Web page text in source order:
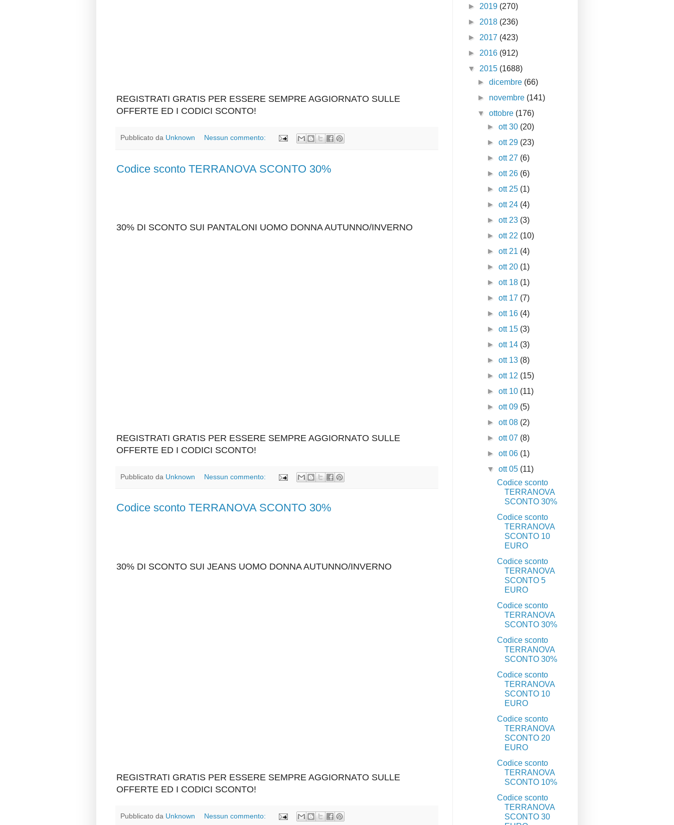
REGISTRATI GRATIS PER ESSERE SEMPRE AGGIORNATO SULLE
OFFERTE ED I CODICI SCONTO!
Pubblicato da Unknown Nessun commento:
Codice sconto TERRANOVA SCONTO 30%
30% DI SCONTO SUI PANTALONI UOMO DONNA AUTUNNO/INVERNO
REGISTRATI GRATIS PER ESSERE SEMPRE AGGIORNATO SULLE
OFFERTE ED I CODICI SCONTO!
Pubblicato da Unknown Nessun commento:
Codice sconto TERRANOVA SCONTO 30%
30% DI SCONTO SUI JEANS UOMO DONNA AUTUNNO/INVERNO
REGISTRATI GRATIS PER ESSERE SEMPRE AGGIORNATO SULLE
OFFERTE ED I CODICI SCONTO!
Pubblicato da Unknown Nessun commento:
► 2019 (270)
► 2018 (236)
► 2017 (423)
► 2016 (912)
▼ 2015 (1688)
►dicembre (66)
► novembre (141)
▼ottobre (176)
►ott 30 (20)
►ott 29 (23)
►ott 27 (6)
►ott 26 (6)
►ott 25 (1)
►ott 24 (4)
►ott 23 (3)
►ott 22 (10)
►ott 21 (4)
►ott 20 (1)
►ott 18 (1)
►ott 17 (7)
►ott 16 (4)
►ott 15 (3)
►ott 14 (3)
►ott 13 (8)
►ott 12 (15)
►ott 10 (11)
►ott 09 (5)
►ott 08 (2)
►ott 07 (8)
►ott 06 (1)
▼ott 05 (11)
Codice sconto
TERRANOVA
SCONTO 30%
Codice sconto
TERRANOVA
SCONTO 10
EURO
Codice sconto
TERRANOVA
SCONTO 5
EURO
Codice sconto
TERRANOVA
SCONTO 30%
Codice sconto
TERRANOVA
SCONTO 30%
Codice sconto
TERRANOVA
SCONTO 10
EURO
Codice sconto
TERRANOVA
SCONTO 20
EURO
Codice sconto
TERRANOVA
SCONTO 10%
Codice sconto
TERRANOVA
SCONTO 30